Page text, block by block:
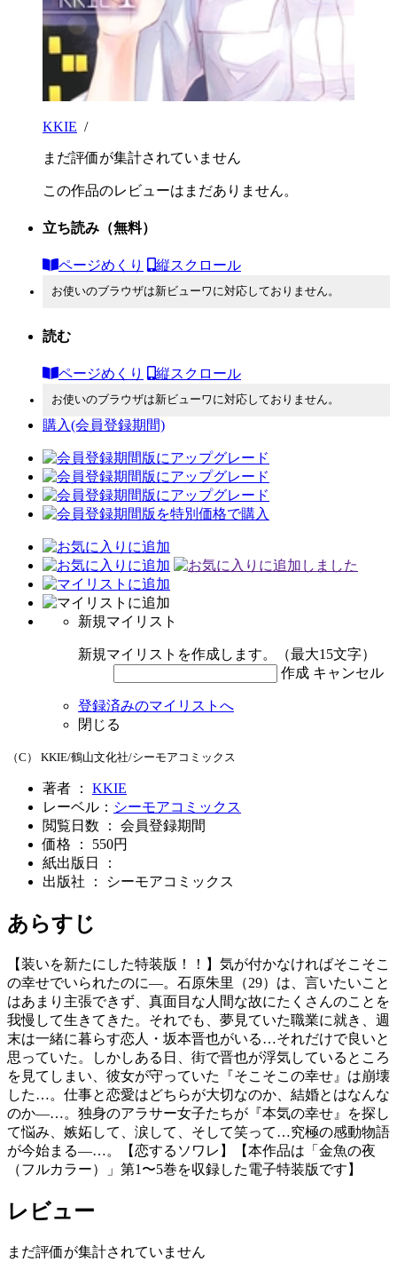
KKIE /
まだ評価が集計されていません
この作品のレビューはまだありません。
立ち読み （無料）
ページめくり 縦スクロール
お使いのブラウザは新ビューワに対応しておりません。
読む
ページめくり 縦スクロール
お使いのブラウザは新ビューワに対応しておりません。
購入(会員登録期間)
新規マイリスト
新規マイリストを作成します。（最大15文字）
作成 キャンセル
登録済みのマイリストへ
閉じる
（C） KKIE/鶴山文化社/シーモアコミックス
著者 ： KKIE
レーベル： シーモアコミックス
閲覧日数 ： 会員登録期間
価格 ： 550円
紙出版日 ：
出版社 ： シーモアコミックス
あらすじ
【装いを新たにした特装版！！】気が付かなければそこそこ
の幸せでいられたのに―。石原朱里（29）は、言いたいこと
はあまり主張できず、真面目な人間な故にたくさんのことを
我慢して生きてきた。それでも、夢見ていた職業に就き、週
末は一緒に暮らす恋人・坂本晋也がいる…それだけで良いと
思っていた。しかしある日、街で晋也が浮気しているところ
を見てしまい、彼女が守っていた『そこそこの幸せ』は崩壊
した…。仕事と恋愛はどちらが大切なのか、結婚とはなんな
のか―…。独身のアラサー女子たちが『本気の幸せ』を探し
て悩み、嫉妬して、涙して、そして笑って…究極の感動物語
が今始まる―…。【恋するソワレ】【本作品は「金魚の夜
（フルカラー）」第1〜5巻を収録した電子特装版です】
レビュー
まだ評価が集計されていません